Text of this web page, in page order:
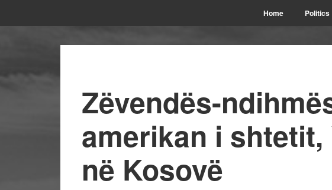
Home Politics
Zëvendës-
amerikan i shtetit,
në Kosovë